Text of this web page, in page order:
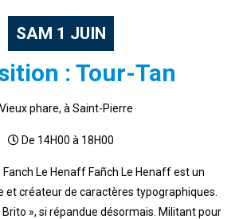
SAM 1 JUIN
: Tour-Tan
Vieux phare, à Saint-Pierre
De 14H00 à 18H00
Fanch Le Henaff Fañch Le Henaff est un
et créateur de caractères typographiques.
Brito », si répandue désormais. Militant pour